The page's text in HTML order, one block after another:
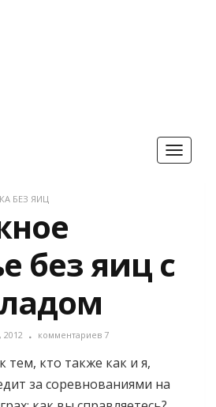
Toggle
БЕЗ ЯИЦ
без яиц с
2012 комментариев 7
тем, кто также как и я,
за соревнованиями на